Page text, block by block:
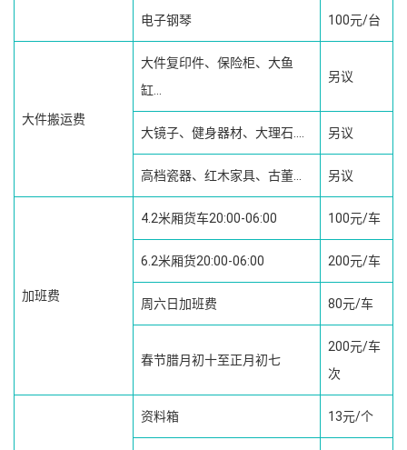
电子钢琴 100元/台
大件搬运费
大件复印件、保险柜、大鱼
缸...
另议
大镜子、健身器材、大理石.... 另议
高档瓷器、红木家具、古董... 另议
加班费
4.2米厢货车20:00-06:00 100元/车
6.2米厢货20:00-06:00 200元/车
周六日加班费 80元/车
春节腊月初十至正月初七
200元/车
次
资料箱 13元/个